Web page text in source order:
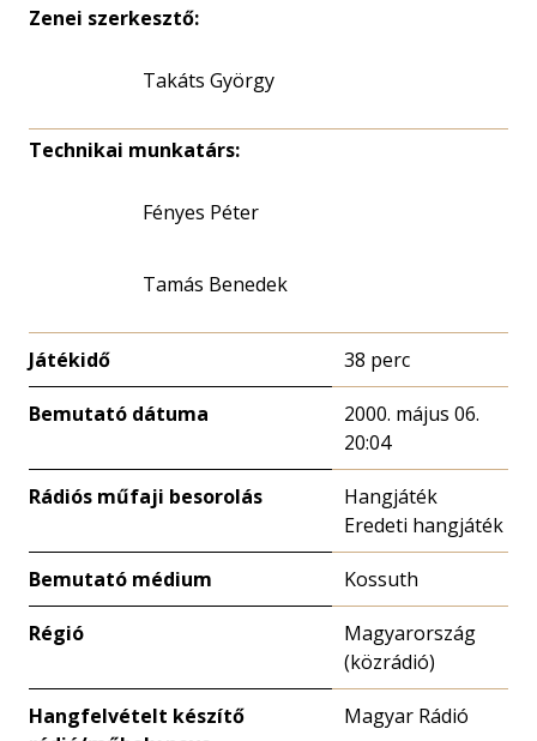
Zenei szerkesztő:
Takáts György
Technikai munkatárs:
Fényes Péter
Tamás Benedek
Játékidő 38 perc
Bemutató dátuma
2000. május 06.
20:04
Rádiós műfaji besorolás
Hangjáték
Eredeti hangjáték
Bemutató médium Kossuth
Régió
Magyarország
(közrádió)
Hangfelvételt készítő
Magyar Rádió